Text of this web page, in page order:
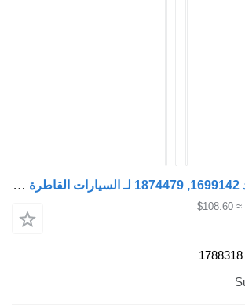
مبيت مرشح الوقود 1699142, 1874479 لـ السيارات القاطرة DAF XF105